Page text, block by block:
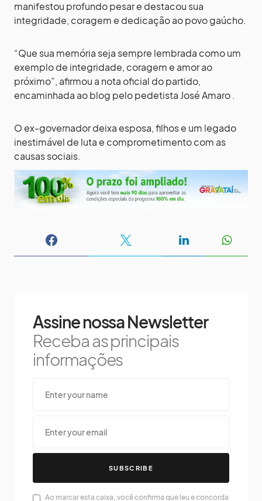
manifestou profundo pesar e destacou sua
integridade, coragem e dedicação ao povo gaúcho.
“Que sua memória seja sempre lembrada como um
exemplo de integridade, coragem e amor ao
próximo”, afirmou a nota oficial do partido,
encaminhada ao blog pelo pedetista José Amaro .
O ex-governador deixa esposa, filhos e um legado
inestimável de luta e comprometimento com as
causas sociais.
Assine nossa Newsletter
Receba as principais
informações
SUBSCRIBE
Ao marcar esta caixa, você confirma que leu e concorda